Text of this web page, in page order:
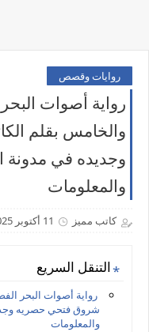
روايات وقصص
رواية أصوات
والخامس بقلم
وجديده في مدونة
والمعلومات
كاتب مميز 11 أكتوبر 2025
التنقل السريع
رواية أصوات البحر
شروق فتحي حصريه
والمعلومات